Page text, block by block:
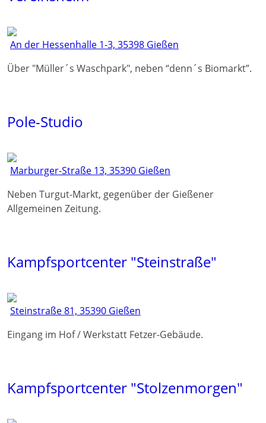
An der Hessenhalle 1-3, 35398 Gießen
Über "Müller´s Waschpark", neben “denn´s Biomarkt”.
Pole-Studio
Marburger-Straße 13, 35390 Gießen
Neben Turgut-Markt, gegenüber der Gießener
Allgemeinen Zeitung.
Kampfsportcenter "Steinstraße"
Steinstraße 81, 35390 Gießen
Eingang im Hof / Werkstatt Fetzer-Gebäude.
Kampfsportcenter "Stolzenmorgen"